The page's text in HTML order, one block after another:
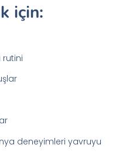
için:
rutini
deneyimleri yavruyu